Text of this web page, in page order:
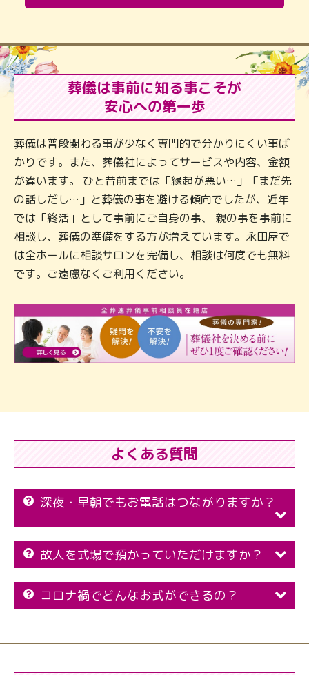
葬儀は事前に知る事こそが
安心への第一歩
葬儀は普段関わる事が少なく専門的で分かりにくい事ば
かりです。また、葬儀社によってサービスや内容、金額
が違います。 ひと昔前までは「縁起が悪い…」「まだ先
の話しだし…」と葬儀の事を避ける傾向でしたが、近年
では「終活」として事前にご自身の事、 親の事を事前に
相談し、葬儀の準備をする方が増えています。永田屋で
は全ホールに相談サロンを完備し、相談は何度でも無料
です。ご遠慮なくご利用ください。
よくある質問
深夜・早朝でもお電話はつながりますか？
故人を式場で預かっていただけますか？
コロナ禍でどんなお式ができるの？